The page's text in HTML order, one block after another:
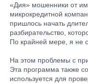
«Дия» мошенники от
микрокредитной
пришлось начать
разбирательство,
По крайней мере, я не
На этом проблемы с
Эта программа также
используется для